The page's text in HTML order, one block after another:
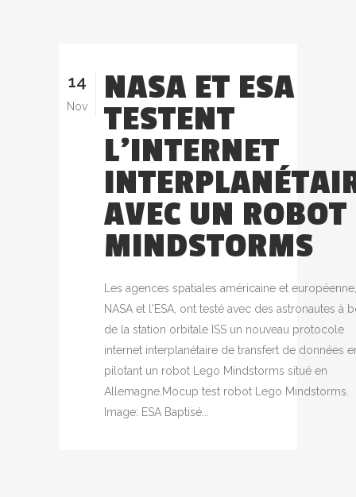
14
Nov
NASA ET ESA
TESTENT
L’INTERNET
AVEC UN ROBOT
MINDSTORMS
Les agences spatiales américaine et
NASA et l'ESA, ont testé avec des astronautes à
de la station orbitale ISS un nouveau protocole
internet interplanétaire de transfert de données
pilotant un robot Lego Mindstorms situé en
Allemagne.Mocup test robot Lego Mindstorms.
Image: ESA Baptisé...